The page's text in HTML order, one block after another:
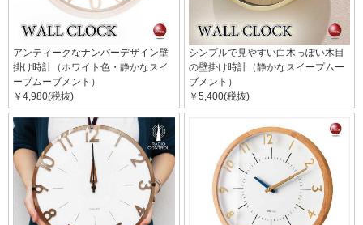
アンティークなナンバーデザイン壁
掛け時計（ホワイト色・静かなスイ
ープムーブメント）
￥4,980(税抜)
シンプルで見やすい白木っぽい木目
の壁掛け時計（静かなスイープムー
ブメント）
￥5,400(税抜)